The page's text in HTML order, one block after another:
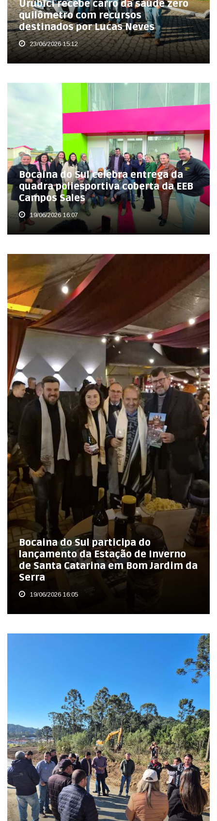
Urubici recebe carro da saúde zero
quilômetro com recursos
destinados por Lucas Neves
23/06/2026 15:12
Bocaina do Sul celebra entrega da
quadra poliesportiva coberta da EEB
Campos Sales
19/06/2026 16:07
Bocaina do Sul participa do
lançamento da Estação de Inverno
de Santa Catarina em Bom Jardim da
Serra
19/06/2026 16:05